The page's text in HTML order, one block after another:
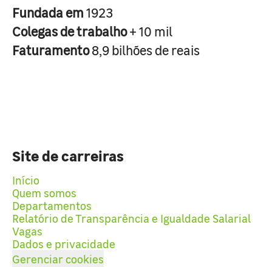
Fundada em1923
Colegas de trabalho+ 10 mil
Faturamento8,9 bilhões de reais
Site de carreiras
Início
Quem somos
Departamentos
Relatório de Transparência e Igualdade Salarial
Vagas
Dados e privacidade
Gerenciar cookies